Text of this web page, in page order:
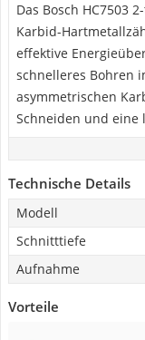
Das Bosch HC7503
Karbid-
effektive
schnelleres Bohren
asymmetrischen
Schneiden und eine
Technische Details
Modell
Schnitttiefe
Aufnahme
Vorteile